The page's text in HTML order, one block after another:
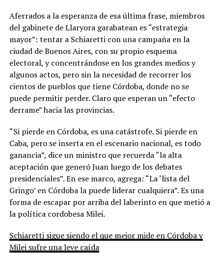
Aferrados a la esperanza de esa última frase, miembros
del gabinete de Llaryora garabatean es “estrategia
mayor”: tentar a Schiaretti con una campaña en la
ciudad de Buenos Aires, con su propio esquema
electoral, y concentrándose en los grandes medios y
algunos actos, pero sin la necesidad de recorrer los
cientos de pueblos que tiene Córdoba, donde no se
puede permitir perder. Claro que esperan un “efecto
derrame” hacia las provincias.
“Si pierde en Córdoba, es una catástrofe. Si pierde en
Caba, pero se inserta en el escenario nacional, es todo
ganancia”, dice un ministro que recuerda “la alta
aceptación que generó Juan luego de los debates
presidenciales”. En ese marco, agrega: “La ‘lista del
Gringo’ en Córdoba la puede liderar cualquiera”. Es una
forma de escapar por arriba del laberinto en que metió a
la política cordobesa Milei.
Schiaretti sigue siendo el que mejor mide en Córdoba y
Milei sufre una leve caída